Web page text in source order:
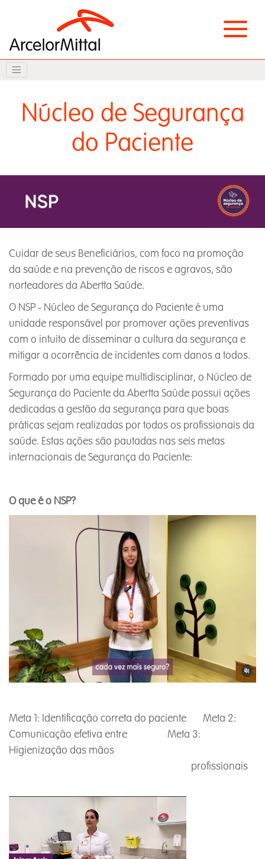
Núcleo de Segurança
do Paciente
Cuidar de seus Beneficiários, com foco na promoção
da saúde e na prevenção de riscos e agravos, são
norteadores da Abertta Saúde.
O NSP - Núcleo de Segurança do Paciente é uma
unidade responsável por promover ações preventivas
com o intuito de disseminar a cultura da segurança e
mitigar a ocorrência de incidentes com danos a todos.
Formado por uma equipe multidisciplinar, o Núcleo de
Segurança do Paciente da Abertta Saúde possui ações
dedicadas a gestão da segurança para que boas
práticas sejam realizadas por todos os profissionais da
saúde. Estas ações são pautadas nas seis metas
internacionais de Segurança do Paciente:
O que é o NSP?
Meta 1: Identificação correta do paciente Meta 2:
Comunicação efetiva entre Meta 3:
Higienização das mãos
profissionais